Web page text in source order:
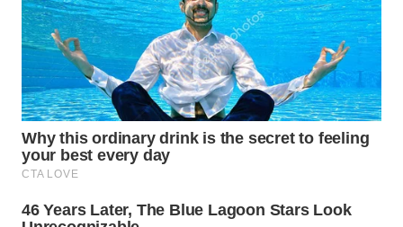
WN
KALTIM
WN
SULSEL
WN